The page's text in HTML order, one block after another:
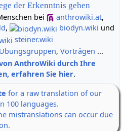
der Erkenntnis gehen
bei
anthrowiki.at,
, biodyn.wiki und
steiner.wiki
Übungsgruppen, Vorträgen ...
AnthroWiki durch Ihre
erfahren Sie hier.
for a raw translation of our
100 languages.
mistranslations can occur due